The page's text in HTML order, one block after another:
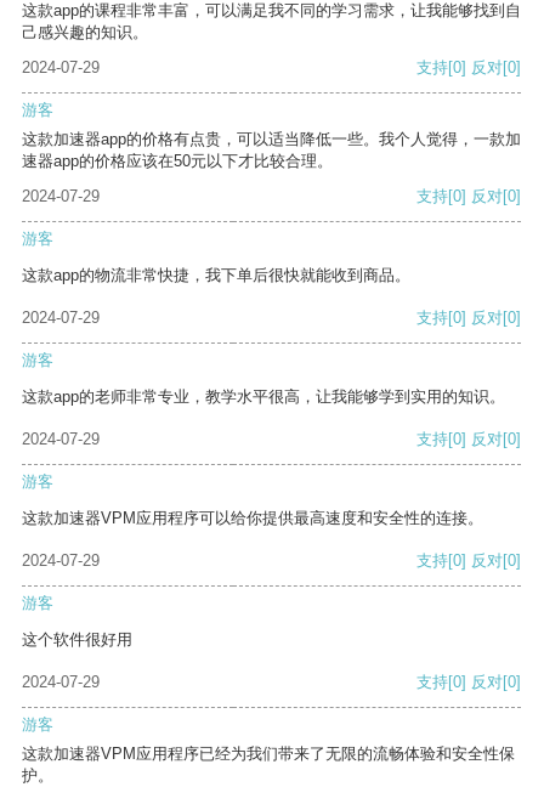
这款app的课程非常丰富，可以满足我不同的学习需求，让我能够找到自
己感兴趣的知识。
2024-07-29
支持[0] 反对[0]
游客
这款加速器app的价格有点贵，可以适当降低一些。我个人觉得，一款加
速器app的价格应该在50元以下才比较合理。
2024-07-29
支持[0] 反对[0]
游客
这款app的物流非常快捷，我下单后很快就能收到商品。
2024-07-29 支持[0] 反对[0]
游客
这款app的老师非常专业，教学水平很高，让我能够学到实用的知识。
2024-07-29 支持[0] 反对[0]
游客
这款加速器VPM应用程序可以给你提供最高速度和安全性的连接。
2024-07-29 支持[0] 反对[0]
游客
这个软件很好用
2024-07-29 支持[0] 反对[0]
游客
这款加速器VPM应用程序已经为我们带来了无限的流畅体验和安全性保
护。